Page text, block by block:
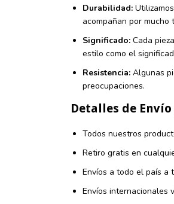
Durabilidad:
acompañan por mucho
Significado: Cada
estilo como el
Resistencia: Algunas
preocupaciones.
Detalles de
Todos nuestros
Retiro gratis en
Envíos a todo el país a
Envíos internacionales